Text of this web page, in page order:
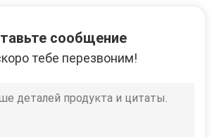
сообщение
тебе перезвоним!